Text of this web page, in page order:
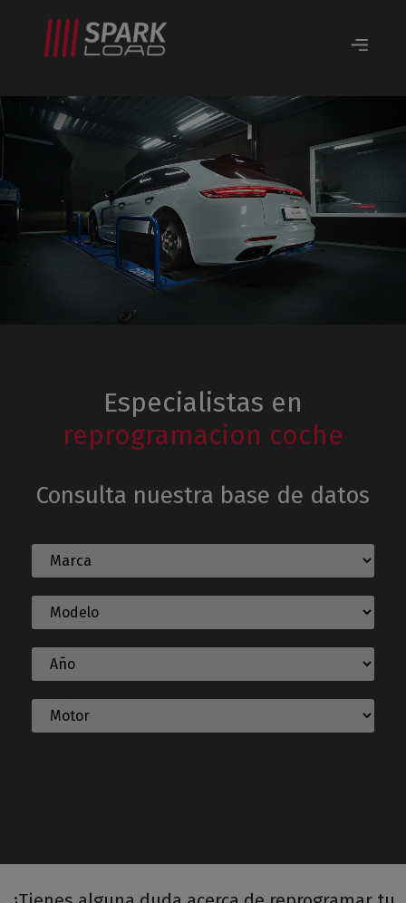
Especialistas en
reprogramacion coche
Consulta nuestra base de datos